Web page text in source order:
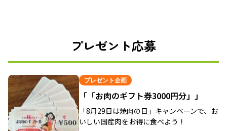
プレゼント応募
プレゼント企画
「「お肉のギフト券3000円分」」
「8月29日は焼肉の日」キャンペーンで、お
いしい国産肉をお得に食べよう！